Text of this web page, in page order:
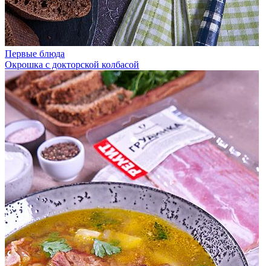
Первые блюда
Окрошка с докторской колбасой